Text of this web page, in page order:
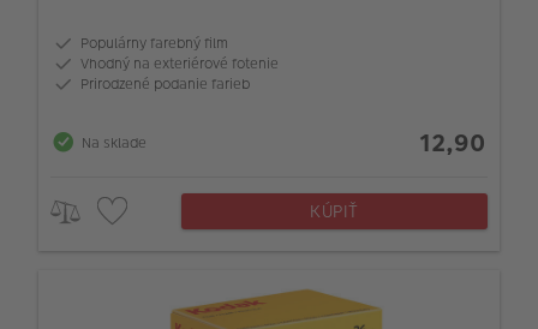
Populárny farebný film
Vhodný na exteriérové fotenie
Prirodzené podanie farieb
Na sklade 12,90
KÚPIŤ